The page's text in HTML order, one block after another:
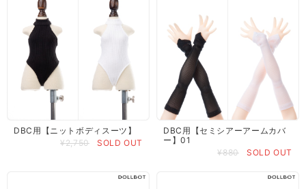
DBC用【ニットボディスーツ】
¥2,750
SOLD OUT
DBC用【セミシアーアームカバ
ー】01
¥880
SOLD OUT